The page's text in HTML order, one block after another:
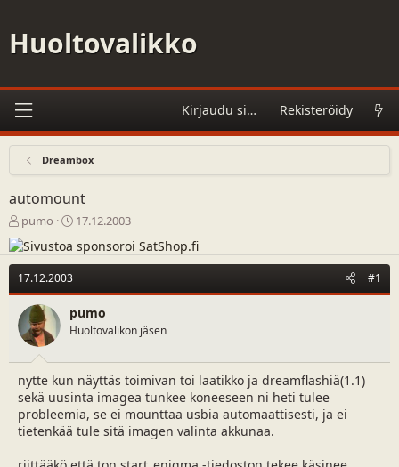
Huoltovalikko
Kirjaudu sisään Rekisteröidy
Dreambox
automount
V
i
e
s
t
i
k
e
j
u
n
a
l
i
pumo
A
o
i
u
s
p
i
v
ä
m
ä
r
17.12.2003
17.12.2003 #1
pumo
Huoltovalikon jäsen
nytte kun näyttäs toimivan toi laatikko ja dreamflashiä(1.1)
sekä uusinta imagea tunkee koneeseen ni heti tulee
probleemia, se ei mounttaa usbia automaattisesti, ja ei
tietenkää tule sitä imagen valinta akkunaa.